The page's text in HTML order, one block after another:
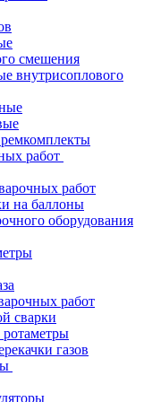
смешения
внутрисоплового
работ
работ
на баллоны
оборудования
работ
сварки
ротаметры
газов